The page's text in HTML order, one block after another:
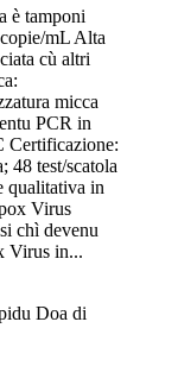
è tamponi
mL Alta
cù altri
micca
PCR in
Certificazione:
48 test/scatola
qualitativa in
Virus
chì devenu
Virus in...